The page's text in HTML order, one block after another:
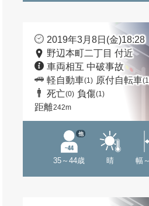
2019年3月8日(金)18:28
野辺本町二丁目 付近
車両相互 中破事故
軽自動車(1) 原付自転車
死亡(0) 負傷(1)
距離242m
35～44歳
他
晴 幅